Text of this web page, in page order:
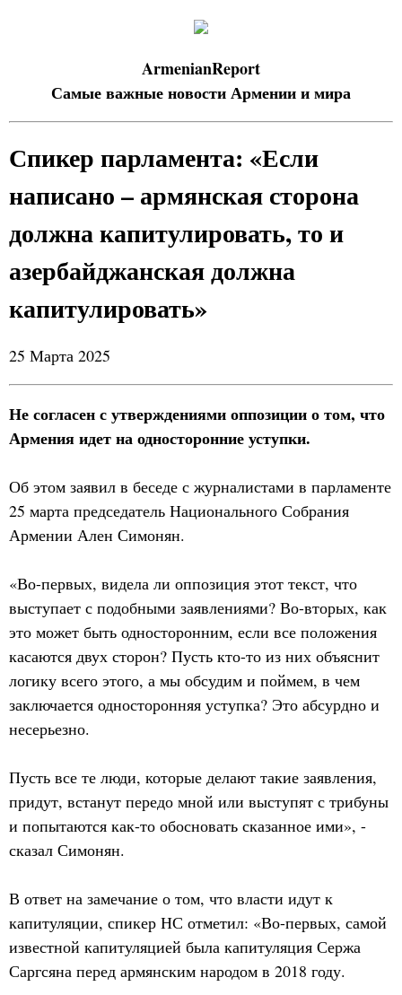
ArmenianReport
Самые важные новости Армении и мира
Спикер парламента: «Если
написано – армянская сторона
должна капитулировать, то и
азербайджанская должна
капитулировать»
25 Марта 2025
Не согласен с утверждениями оппозиции о том, что
Армения идет на односторонние уступки.
Об этом заявил в беседе с журналистами в парламенте
25 марта председатель Национального Собрания
Армении Ален Симонян.
«Во-первых, видела ли оппозиция этот текст, что
выступает с подобными заявлениями? Во-вторых, как
это может быть односторонним, если все положения
касаются двух сторон? Пусть кто-то из них объяснит
логику всего этого, а мы обсудим и поймем, в чем
заключается односторонняя уступка? Это абсурдно и
несерьезно.
Пусть все те люди, которые делают такие заявления,
придут, встанут передо мной или выступят с трибуны
и попытаются как-то обосновать сказанное ими», -
сказал Симонян.
В ответ на замечание о том, что власти идут к
капитуляции, спикер НС отметил: «Во-первых, самой
известной капитуляцией была капитуляция Сержа
Саргсяна перед армянским народом в 2018 году.